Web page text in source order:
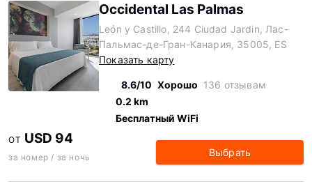
Occidental Las Palmas
León y Castillo, 244 Ciudad Jardin, Лас-
Пальмас-де-Гран-Канария, 35005, ES
Показать карту
8.6/10 Хорошо 136 отзывам
0.2 km
Бесплатный WiFi
ОТ USD 94
за номер / за ночь Выбрать